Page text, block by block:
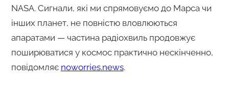
NASA. Сигнали, які ми спрямовуємо до Марса чи
інших планет, не повністю вловлюються
апаратами — частина радіохвиль продовжує
поширюватися у космос практично нескінченно,
повідомляє noworries.news.